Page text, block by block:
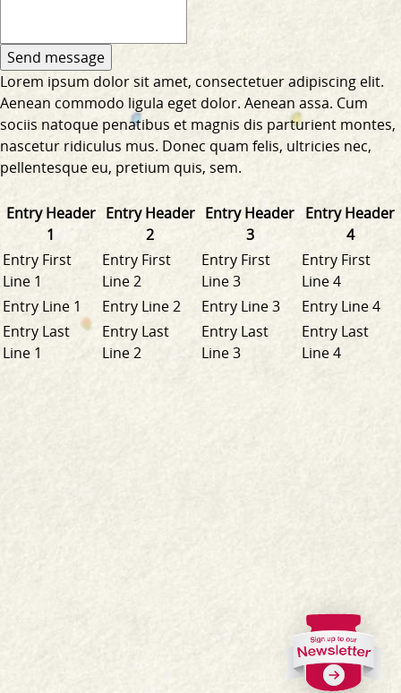
Lorem ipsum dolor sit amet, consectetuer adipiscing elit.
Aenean commodo ligula eget dolor. Aenean assa. Cum
sociis natoque penatibus et magnis dis parturient montes,
nascetur ridiculus mus. Donec quam felis, ultricies nec,
pellentesque eu, pretium quis, sem.
Entry Header
1
Entry Header
2
Entry Header
3
Entry Header
4
Entry First
Line 1
Entry First
Line 2
Entry First
Line 3
Entry First
Line 4
Entry Line 1
Entry Line 2 Entry Line 3
Entry Line 4
Entry Last
Line 1
Entry Last
Line 2
Entry Last
Line 3
Entry Last
Line 4